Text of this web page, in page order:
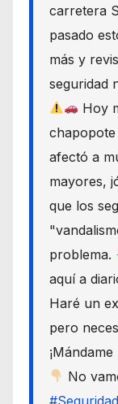
carretera
pasado
más y
seguridad
Hoy
afectó a
mayores,
que los
problema.
aquí a
Haré un
pero
No